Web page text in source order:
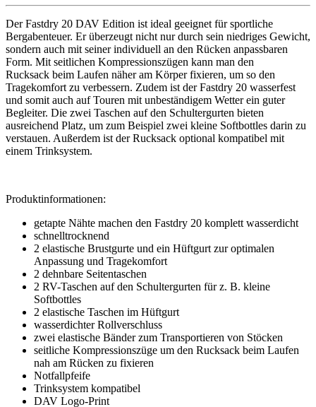
Der Fastdry 20 DAV Edition ist ideal geeignet für sportliche
Bergabenteuer. Er überzeugt nicht nur durch sein niedriges Gewicht,
sondern auch mit seiner individuell an den Rücken anpassbaren
Form. Mit seitlichen Kompressionszügen kann man den
Rucksack beim Laufen näher am Körper fixieren, um so den
Tragekomfort zu verbessern. Zudem ist der Fastdry 20 wasserfest
und somit auch auf Touren mit unbeständigem Wetter ein guter
Begleiter. Die zwei Taschen auf den Schultergurten bieten
ausreichend Platz, um zum Beispiel zwei kleine Softbottles darin zu
verstauen. Außerdem ist der Rucksack optional kompatibel mit
einem Trinksystem.
Produktinformationen:
getapte Nähte machen den Fastdry 20 komplett wasserdicht
schnelltrocknend
2 elastische Brustgurte und ein Hüftgurt zur optimalen
Anpassung und Tragekomfort
2 dehnbare Seitentaschen
2 RV-Taschen auf den Schultergurten für z. B. kleine
Softbottles
2 elastische Taschen im Hüftgurt
wasserdichter Rollverschluss
zwei elastische Bänder zum Transportieren von Stöcken
seitliche Kompressionszüge um den Rucksack beim Laufen
nah am Rücken zu fixieren
Notfallpfeife
Trinksystem kompatibel
DAV Logo-Print